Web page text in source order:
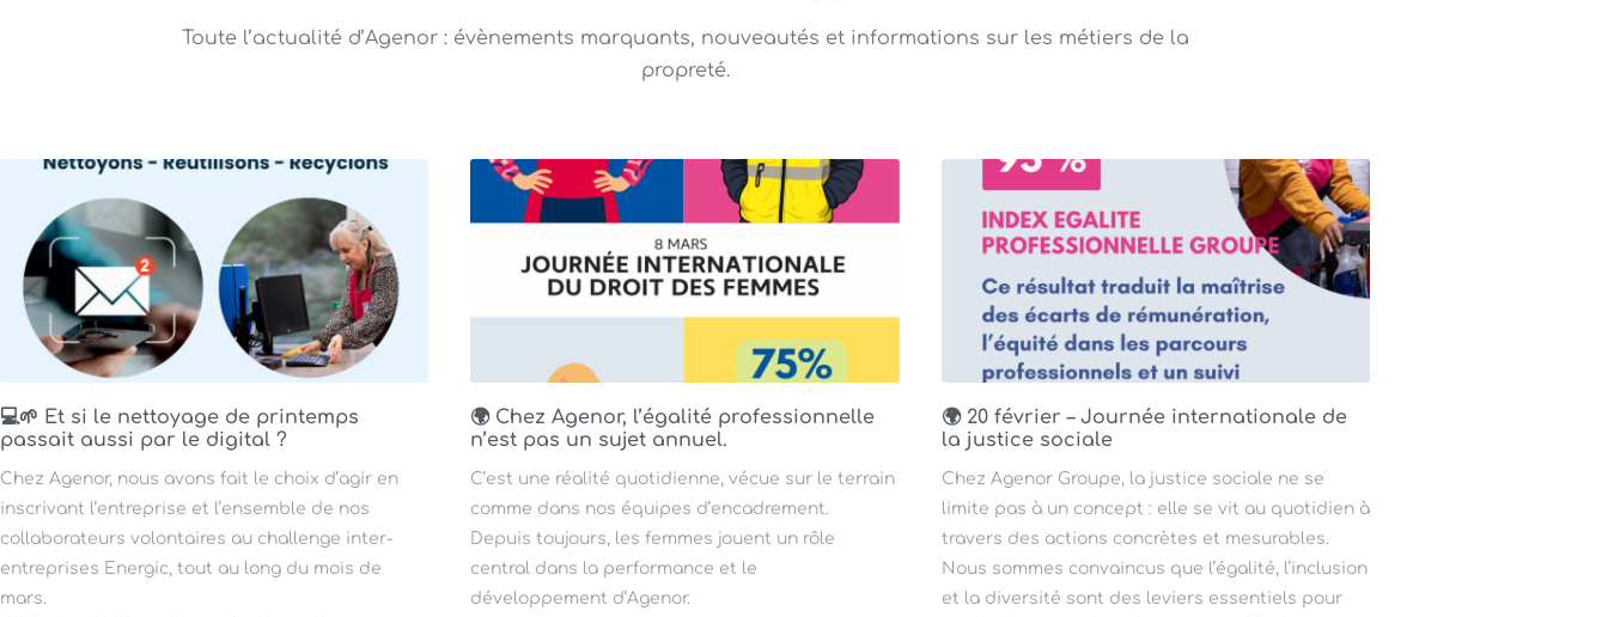
Toute l’actualité d’Agenor : évènements marquants, nouveautés et informations sur les métiers de la
propreté.
💻🌱 Et si le nettoyage de printemps
passait aussi par le digital ?
Chez Agenor, nous avons fait le choix d’agir en
inscrivant l’entreprise et l’ensemble de nos
collaborateurs volontaires au challenge inter-
entreprises Energic, tout au long du mois de
mars.
🌍 Chez Agenor, l’égalité professionnelle
n’est pas un sujet annuel.
C’est une réalité quotidienne, vécue sur le terrain
comme dans nos équipes d’encadrement.
Depuis toujours, les femmes jouent un rôle
central dans la performance et le
développement d’Agenor.
🌍 20 février – Journée internationale de
la justice sociale
Chez Agenor Groupe, la justice sociale ne se
limite pas à un concept : elle se vit au quotidien à
travers des actions concrètes et mesurables.
Nous sommes convaincus que l’égalité, l’inclusion
et la diversité sont des leviers essentiels pour